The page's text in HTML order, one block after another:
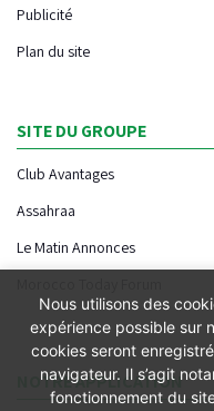
Publicité
Plan du site
SITE DU GROUPE
Club Avantages
Assahraa
Le Matin Annonces
NOTRE APPLICATION
Nous utilisons des
expérience possible sur
cookies seront
navigateur. Il s’agit
fonctionnement du